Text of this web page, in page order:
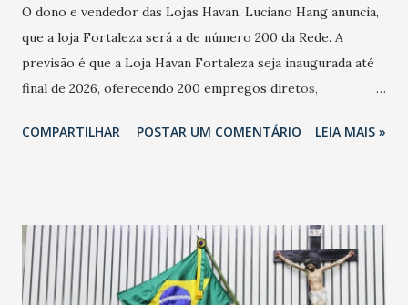
O dono e vendedor das Lojas Havan, Luciano Hang anuncia,
que a loja Fortaleza será a de número 200 da Rede. A
previsão é que a Loja Havan Fortaleza seja inaugurada até
final de 2026, oferecendo 200 empregos diretos,
Havan Fortaleza ainda não foi anunciada oficialmente, mas
COMPARTILHAR POSTAR UM COMENTÁRIO LEIA MAIS »